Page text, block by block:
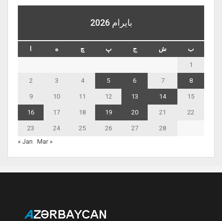
بايرام 2026
ه چ پ ج ش ب
1
2 3 4 5 6 7 8
9 10 11 12 13 14 15
16 17 18 19 20 21 22
23 24 25 26 27
28
« Jan
Mar »